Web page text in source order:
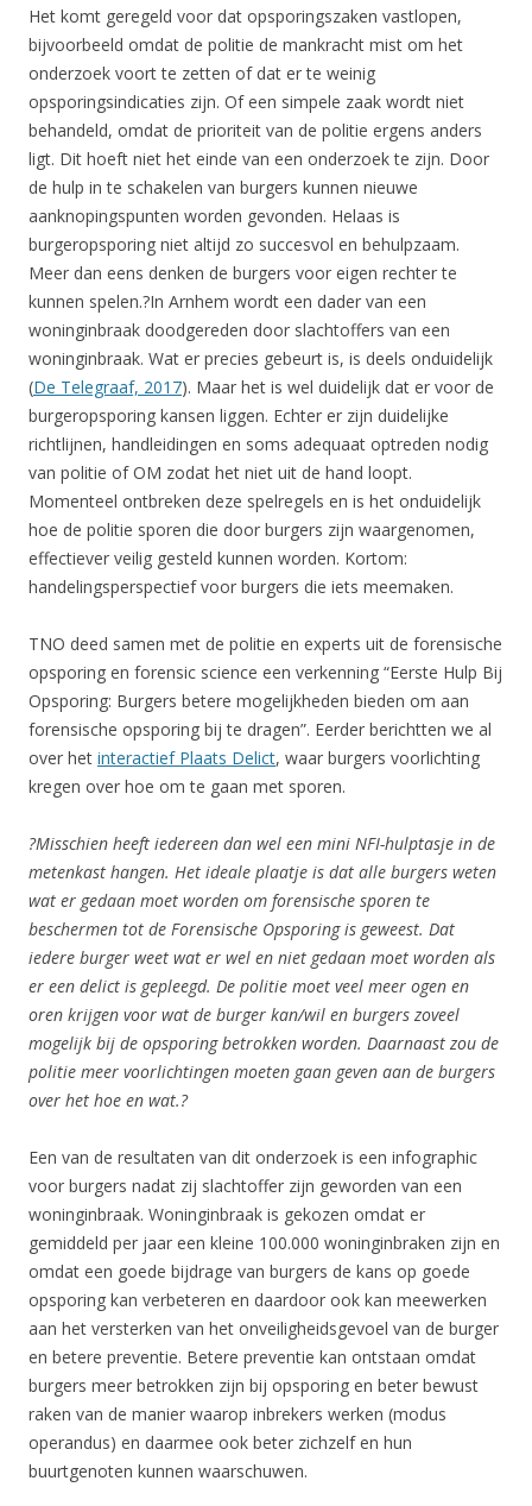
Het komt geregeld voor dat opsporingszaken vastlopen,
bijvoorbeeld omdat de politie de mankracht mist om het
onderzoek voort te zetten of dat er te weinig
opsporingsindicaties zijn. Of een simpele zaak wordt niet
behandeld, omdat de prioriteit van de politie ergens anders
ligt. Dit hoeft niet het einde van een onderzoek te zijn. Door
de hulp in te schakelen van burgers kunnen nieuwe
aanknopingspunten worden gevonden. Helaas is
burgeropsporing niet altijd zo succesvol en behulpzaam.
Meer dan eens denken de burgers voor eigen rechter te
kunnen spelen.?In Arnhem wordt een dader van een
woninginbraak doodgereden door slachtoffers van een
woninginbraak. Wat er precies gebeurt is, is deels onduidelijk
(De Telegraaf, 2017). Maar het is wel duidelijk dat er voor de
burgeropsporing kansen liggen. Echter er zijn duidelijke
richtlijnen, handleidingen en soms adequaat optreden nodig
van politie of OM zodat het niet uit de hand loopt.
Momenteel ontbreken deze spelregels en is het onduidelijk
hoe de politie sporen die door burgers zijn waargenomen,
effectiever veilig gesteld kunnen worden. Kortom:
handelingsperspectief voor burgers die iets meemaken.
TNO deed samen met de politie en experts uit de forensische
opsporing en forensic science een verkenning “Eerste Hulp Bij
Opsporing: Burgers betere mogelijkheden bieden om aan
forensische opsporing bij te dragen”. Eerder berichtten we al
over het interactief Plaats Delict, waar burgers voorlichting
kregen over hoe om te gaan met sporen.
?Misschien heeft iedereen dan wel een mini NFI-hulptasje in de
metenkast hangen. Het ideale plaatje is dat alle burgers weten
wat er gedaan moet worden om forensische sporen te
beschermen tot de Forensische Opsporing is geweest. Dat
iedere burger weet wat er wel en niet gedaan moet worden als
er een delict is gepleegd. De politie moet veel meer ogen en
oren krijgen voor wat de burger kan/wil en burgers zoveel
mogelijk bij de opsporing betrokken worden. Daarnaast zou de
politie meer voorlichtingen moeten gaan geven aan de burgers
over het hoe en wat.?
Een van de resultaten van dit onderzoek is een infographic
voor burgers nadat zij slachtoffer zijn geworden van een
woninginbraak. Woninginbraak is gekozen omdat er
gemiddeld per jaar een kleine 100.000 woninginbraken zijn en
omdat een goede bijdrage van burgers de kans op goede
opsporing kan verbeteren en daardoor ook kan meewerken
aan het versterken van het onveiligheidsgevoel van de burger
en betere preventie. Betere preventie kan ontstaan omdat
burgers meer betrokken zijn bij opsporing en beter bewust
raken van de manier waarop inbrekers werken (modus
operandus) en daarmee ook beter zichzelf en hun
buurtgenoten kunnen waarschuwen.